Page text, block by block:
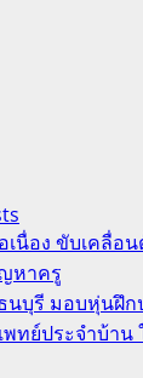
นื่อง ขับเคลื่อ
หาครู
นบุรี มอบหุ่นฝึ
ย์ประจำบ้าน